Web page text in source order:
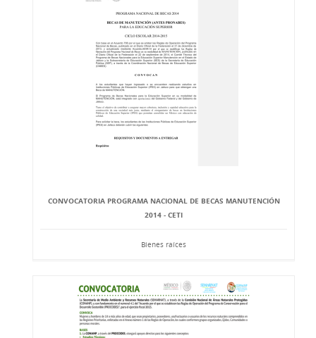
CONVOCATORIA PROGRAMA NACIONAL DE BECAS MANUTENCIÓN
2014 - CETI
Bienes raíces